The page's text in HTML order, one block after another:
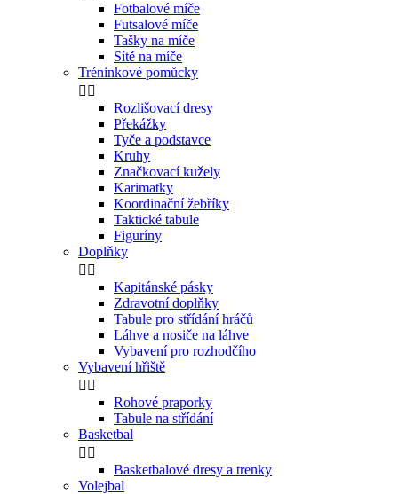
Fotbalové míče
Futsalové míče
Tašky na míče
Sítě na míče
Tréninkové pomůcky
 
Rozlišovací dresy
Překážky
Tyče a podstavce
Kruhy
Značkovací kužely
Karimatky
Koordinační žebříky
Taktické tabule
Figuríny
Doplňky
 
Kapitánské pásky
Zdravotní doplňky
Tabule pro střídání hráčů
Láhve a nosiče na láhve
Vybavení pro rozhodčího
Vybavení hřiště
 
Rohové praporky
Tabule na střídání
Basketbal
 
Basketbalové dresy a trenky
Volejbal